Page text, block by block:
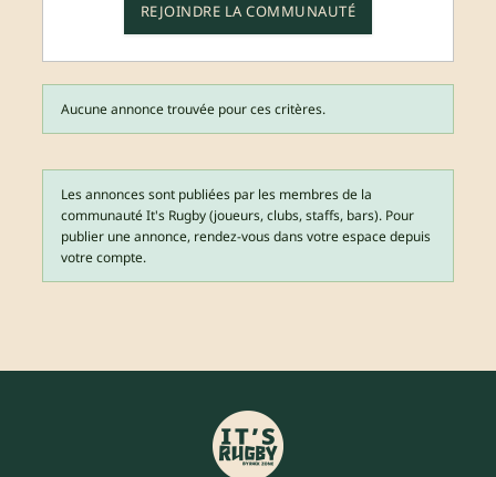
REJOINDRE LA COMMUNAUTÉ
Aucune annonce trouvée pour ces critères.
Les annonces sont publiées par les membres de la
communauté It's Rugby (joueurs, clubs, staffs, bars). Pour
publier une annonce, rendez-vous dans votre espace depuis
votre compte.